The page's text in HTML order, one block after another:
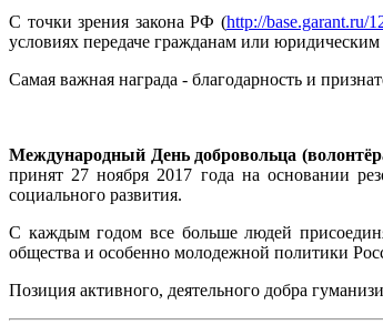
С точки зрения закона РФ (http://base.garant.ru/
условиях передаче гражданам или
Самая важная награда - благодарность и
Международный День добровольца
принят 27 ноября 2017 года на основании
социального развития.
С каждым годом все больше людей
общества и особенно молодежной политики
Позиция активного, деятельного добра